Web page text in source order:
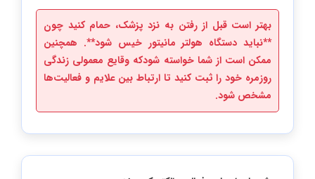
بهتر است قبل از رفتن به نزد پزشک، حمام کنید چون
**نباید دستگاه هولتر مانیتور خیس شود**. همچنین
ممکن است از شما خواسته شودکه وقایع معمولی زندگی
روزمره خود را ثبت کنید تا ارتباط بین علایم و فعالیت‌ها
مشخص شود.